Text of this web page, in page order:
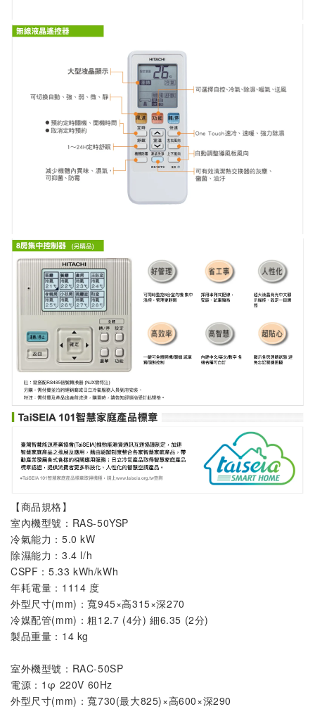
【商品規格】
室內機型號： RAS-50YSP
冷氣能力：5.0 kW
除濕能力：3.4 l/h
CSPF：5.33 kWh/kWh
年耗電量：1114 度
外型尺寸(mm)：寬945×高315×深270
冷媒配管(mm)：粗12.7 (4分) 細6.35 (2分)
製品重量 ：14 kg
室外機型號 ： RAC-50SP
電源：1φ 220V 60Hz
外型尺寸(mm)：寬730(最大825)×高600×深290